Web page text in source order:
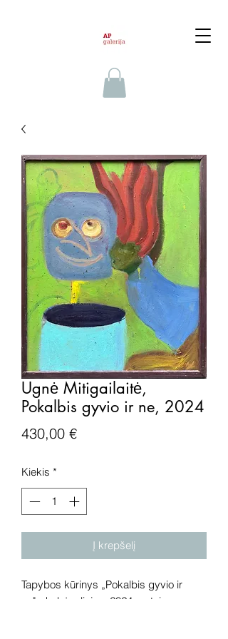
Ugnė Mitigailaitė,
Pokalbis gyvio ir ne, 2024
430,00 €Price
Kiekis *
Į krepšelį
Tapybos kūrinys „Pokalbis gyvio ir
ne", drobė, aliejus, 2024 metai.